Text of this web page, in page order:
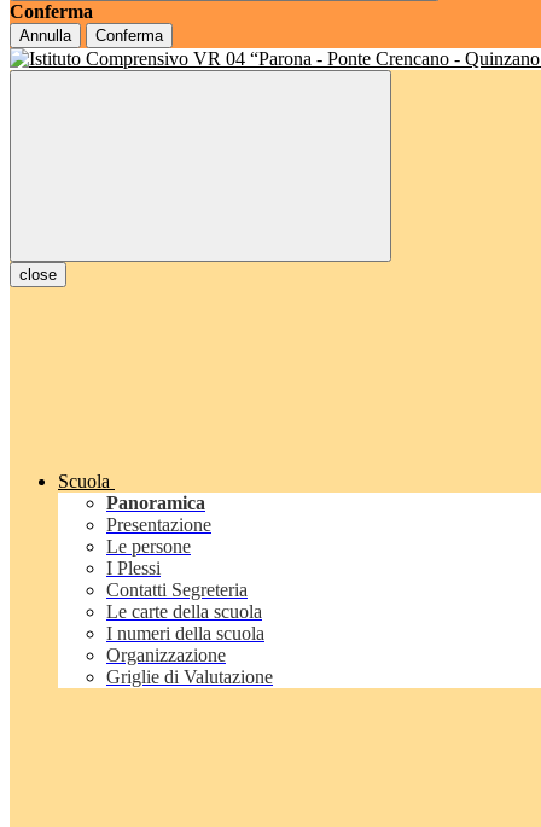
Conferma
Annulla Conferma
close
Scuola
Panoramica
Presentazione
Le persone
I Plessi
Contatti Segreteria
Le carte della scuola
I numeri della scuola
Organizzazione
Griglie di Valutazione